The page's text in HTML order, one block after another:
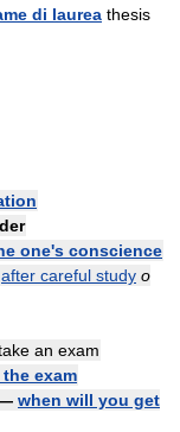
di laurea thesis
one's conscience
after careful study o
an exam
exam
when will you get